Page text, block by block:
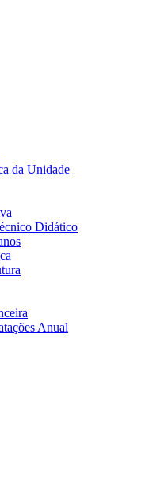
da Unidade
Didático
Anual